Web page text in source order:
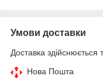
Умови доставки
Доставка здійснюється
Нова Пошта